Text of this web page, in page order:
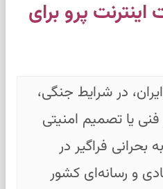
پرو برای
ایران، در شرایط جنگی،
یا تصمیم امنیتی
فراگیر در
و رسانه‌ای کشور